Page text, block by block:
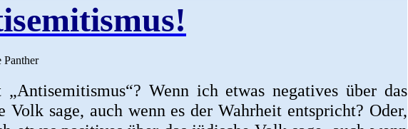
Panther
„Antisemitismus“? Wenn ich etwas negatives über das
Volk sage, auch wenn es der Wahrheit entspricht? Oder,